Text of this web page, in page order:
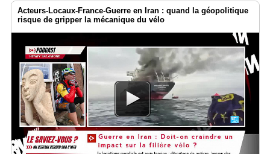
Acteurs-Locaux-France-Guerre en Iran : quand la géopolitique
risque de gripper la mécanique du vélo